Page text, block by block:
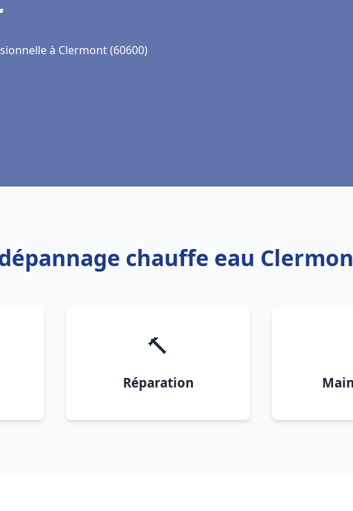
à Clermont (60600)
chauffe eau
🔨
Réparation